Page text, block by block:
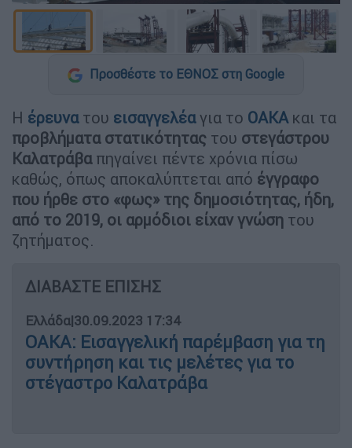
Προσθέστε το ΕΘΝΟΣ στη Google
Η έρευνα του εισαγγελέα για το ΟΑΚΑ και τα
προβλήματα στατικότητας του στεγάστρου
Καλατράβαπηγαίνει πέντε χρόνια πίσω
καθώς, όπως αποκαλύπτεται από έγγραφο
που ήρθε στο «φως» της δημοσιότητας, ήδη,
από το 2019, οι αρμόδιοι είχαν γνώση του
ζητήματος.
ΔΙΑΒΑΣΤΕ ΕΠΙΣΗΣ
Ελλάδα|30.09.2023 17:34
ΟΑΚΑ: Εισαγγελική παρέμβαση για τη
συντήρηση και τις μελέτες για το
στέγαστρο Καλατράβα